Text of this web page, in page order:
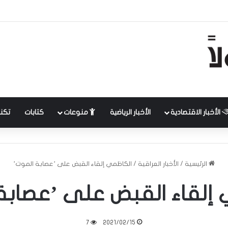
الأخبار الاقتصادية الأخبار الرياضية منوعات كتابات
الرئيسية / الأخبار العراقية / الكاظمي إلقاء القبض على ’عصابة الموت’
إلقاء القبض على
2021/02/15
7